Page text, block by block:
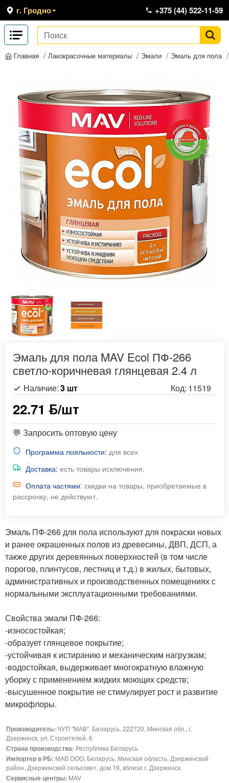
г. Гродно +375 (44) 522-11-59
Главная Лакокрасочные материалы Эмали Эмаль для пола
Эмаль для пола MAV Ecol ПФ-266
светло-коричневая глянцевая 2.4 л
22.71 ƃ/шт
Наличие:3 шт Код: 11519
💬 Запросить оптовую цену
Программа лояльности: для всех
Доставка: есть товары исключения.
Оплата частями: скидки на товары, приобретаемые в
рассрочку, не действуют.
Эмаль ПФ-266 для пола используют для покраски новых
и ранее окрашенных полов из древесины, ДВП, ДСП, а
также других деревянных поверхностей (в том числе
порогов, плинтусов, лестниц и т.д.) в жилых, бытовых,
административных и производственных помещениях с
нормальными эксплуатационными требованиями.
Свойства эмали ПФ-266:
-износостойкая;
-образует глянцевое покрытие;
-устойчивая к истиранию и механическим нагрузкам;
-водостойкая, выдерживает многократную влажную
уборку с применением жидких моющих средств;
-высушенное покрытие не стимулирует рост и развитие
микрофлоры.
Производитель: ЧУП "МАВ". Беларусь, 222720, Минская обл., г.
Дзержинск, ул. Строителей, 6
Страна производства: Республика Беларусь
Импортер в РБ: МАВ ООО, Беларусь, Минская область, Дзержинский
район, Дзержинский сельсовет, дом 19, вблизи г. Дзержинск
Сервисные центры: MAV